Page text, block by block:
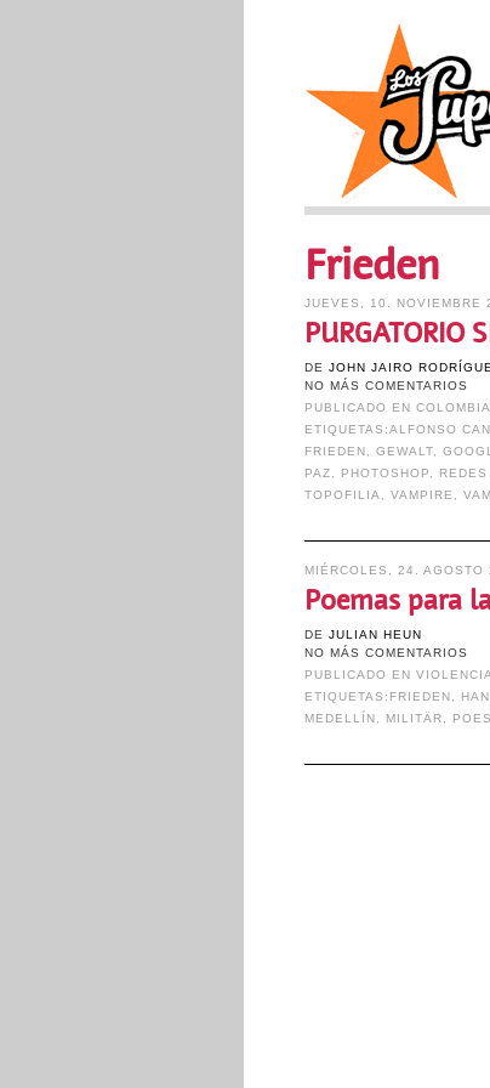
Frieden
JUEVES, 10. NOVIEMBRE
PURGATORIO
DE JOHN JAIRO
NO MÁS COMENTARIOS
PUBLICADO EN COLOMBIA
ETIQUETAS:ALFONSO
FRIEDEN
GEWALT,
PAZ
PHOTOSHOP
TOPOFILIA
VAMPIRE ,
MIÉRCOLES, 24. AGOSTO
Poemas para
DE JULIAN HEUN
NO MÁS COMENTARIOS
PUBLICADO EN VIOLENCIA
ETIQUETAS: FRIEDEN
MEDELLÍN
MILITÄR